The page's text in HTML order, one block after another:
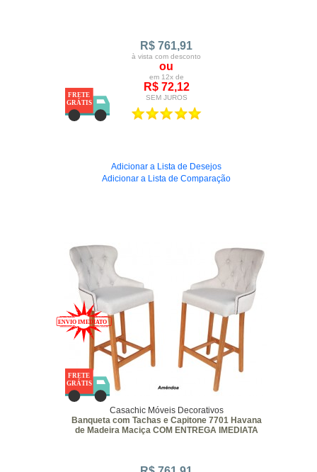
R$ 761,91
à vista com desconto
ou
em 12x de
R$ 72,12
SEM JUROS
Adicionar a Lista de Desejos
Adicionar a Lista de Comparação
Casachic Móveis Decorativos
Banqueta com Tachas e Capitone 7701 Havana
de Madeira Maciça COM ENTREGA IMEDIATA